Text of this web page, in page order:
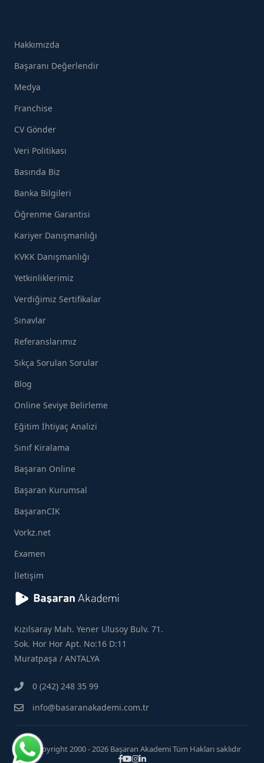
Hakkımızda
Başaranı Değerlendir
Medya
Franchise
CV Gönder
Veri Politikası
Basında Biz
Banka Bilgileri
Öğrenme Garantisi
Kariyer Danışmanlığı
KVKK Danışmanlığı
Yetkinliklerimiz
Verdiğimiz Sertifikalar
Sınavlar
Referanslarımız
Sıkça Sorulan Sorular
Blog
Online Seviye Belirleme
Eğitim İhtiyaç Analizi
Sınıf Kiralama
Başaran Online
Başaran Kurumsal
BaşaranCIK
Vorkz.net
Examen
İletişim
Kızılsaray Mah. Yener Ulusoy Bulv. 71.
Sok. Hor Hor Apt. No:16 D:11
Muratpaşa / ANTALYA
0 (242) 248 35 99
info@basaranakademi.com.tr
Copyright 2000 - 2026 Başaran Akademi Tüm Hakları saklıdır